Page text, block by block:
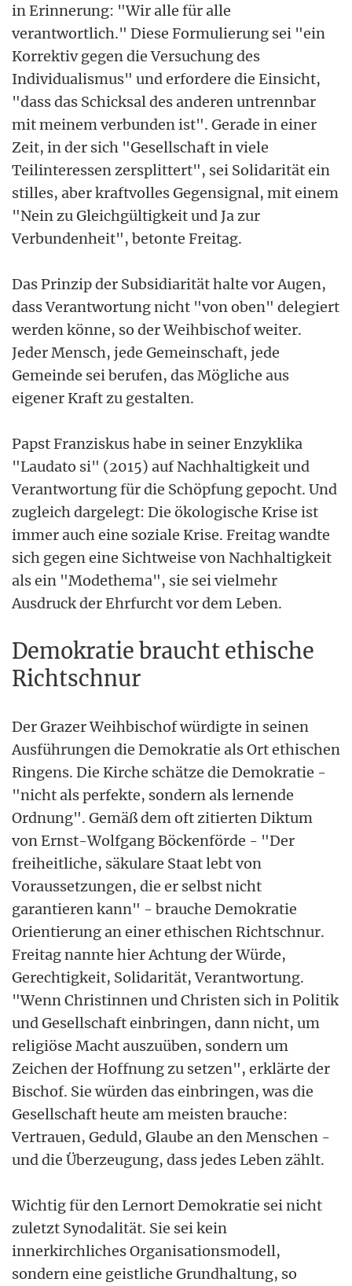
in Erinnerung: "Wir alle für alle
verantwortlich." Diese Formulierung sei "ein
Korrektiv gegen die Versuchung des
Individualismus" und erfordere die Einsicht,
"dass das Schicksal des anderen untrennbar
mit meinem verbunden ist". Gerade in einer
Zeit, in der sich "Gesellschaft in viele
Teilinteressen zersplittert", sei Solidarität ein
stilles, aber kraftvolles Gegensignal, mit einem
"Nein zu Gleichgültigkeit und Ja zur
Verbundenheit", betonte Freitag.
Das Prinzip der Subsidiarität halte vor Augen,
dass Verantwortung nicht "von oben" delegiert
werden könne, so der Weihbischof weiter.
Jeder Mensch, jede Gemeinschaft, jede
Gemeinde sei berufen, das Mögliche aus
eigener Kraft zu gestalten.
Papst Franziskus habe in seiner Enzyklika
"Laudato si" (2015) auf Nachhaltigkeit und
Verantwortung für die Schöpfung gepocht. Und
zugleich dargelegt: Die ökologische Krise ist
immer auch eine soziale Krise. Freitag wandte
sich gegen eine Sichtweise von Nachhaltigkeit
als ein "Modethema", sie sei vielmehr
Ausdruck der Ehrfurcht vor dem Leben.
Demokratie braucht ethische
Richtschnur
Der Grazer Weihbischof würdigte in seinen
Ausführungen die Demokratie als Ort ethischen
Ringens. Die Kirche schätze die Demokratie -
"nicht als perfekte, sondern als lernende
Ordnung". Gemäß dem oft zitierten Diktum
von Ernst-Wolfgang Böckenförde - "Der
freiheitliche, säkulare Staat lebt von
Voraussetzungen, die er selbst nicht
garantieren kann" - brauche Demokratie
Orientierung an einer ethischen Richtschnur.
Freitag nannte hier Achtung der Würde,
Gerechtigkeit, Solidarität, Verantwortung.
"Wenn Christinnen und Christen sich in Politik
und Gesellschaft einbringen, dann nicht, um
religiöse Macht auszuüben, sondern um
Zeichen der Hoffnung zu setzen", erklärte der
Bischof. Sie würden das einbringen, was die
Gesellschaft heute am meisten brauche:
Vertrauen, Geduld, Glaube an den Menschen -
und die Überzeugung, dass jedes Leben zählt.
Wichtig für den Lernort Demokratie sei nicht
zuletzt Synodalität. Sie sei kein
innerkirchliches Organisationsmodell,
sondern eine geistliche Grundhaltung, so